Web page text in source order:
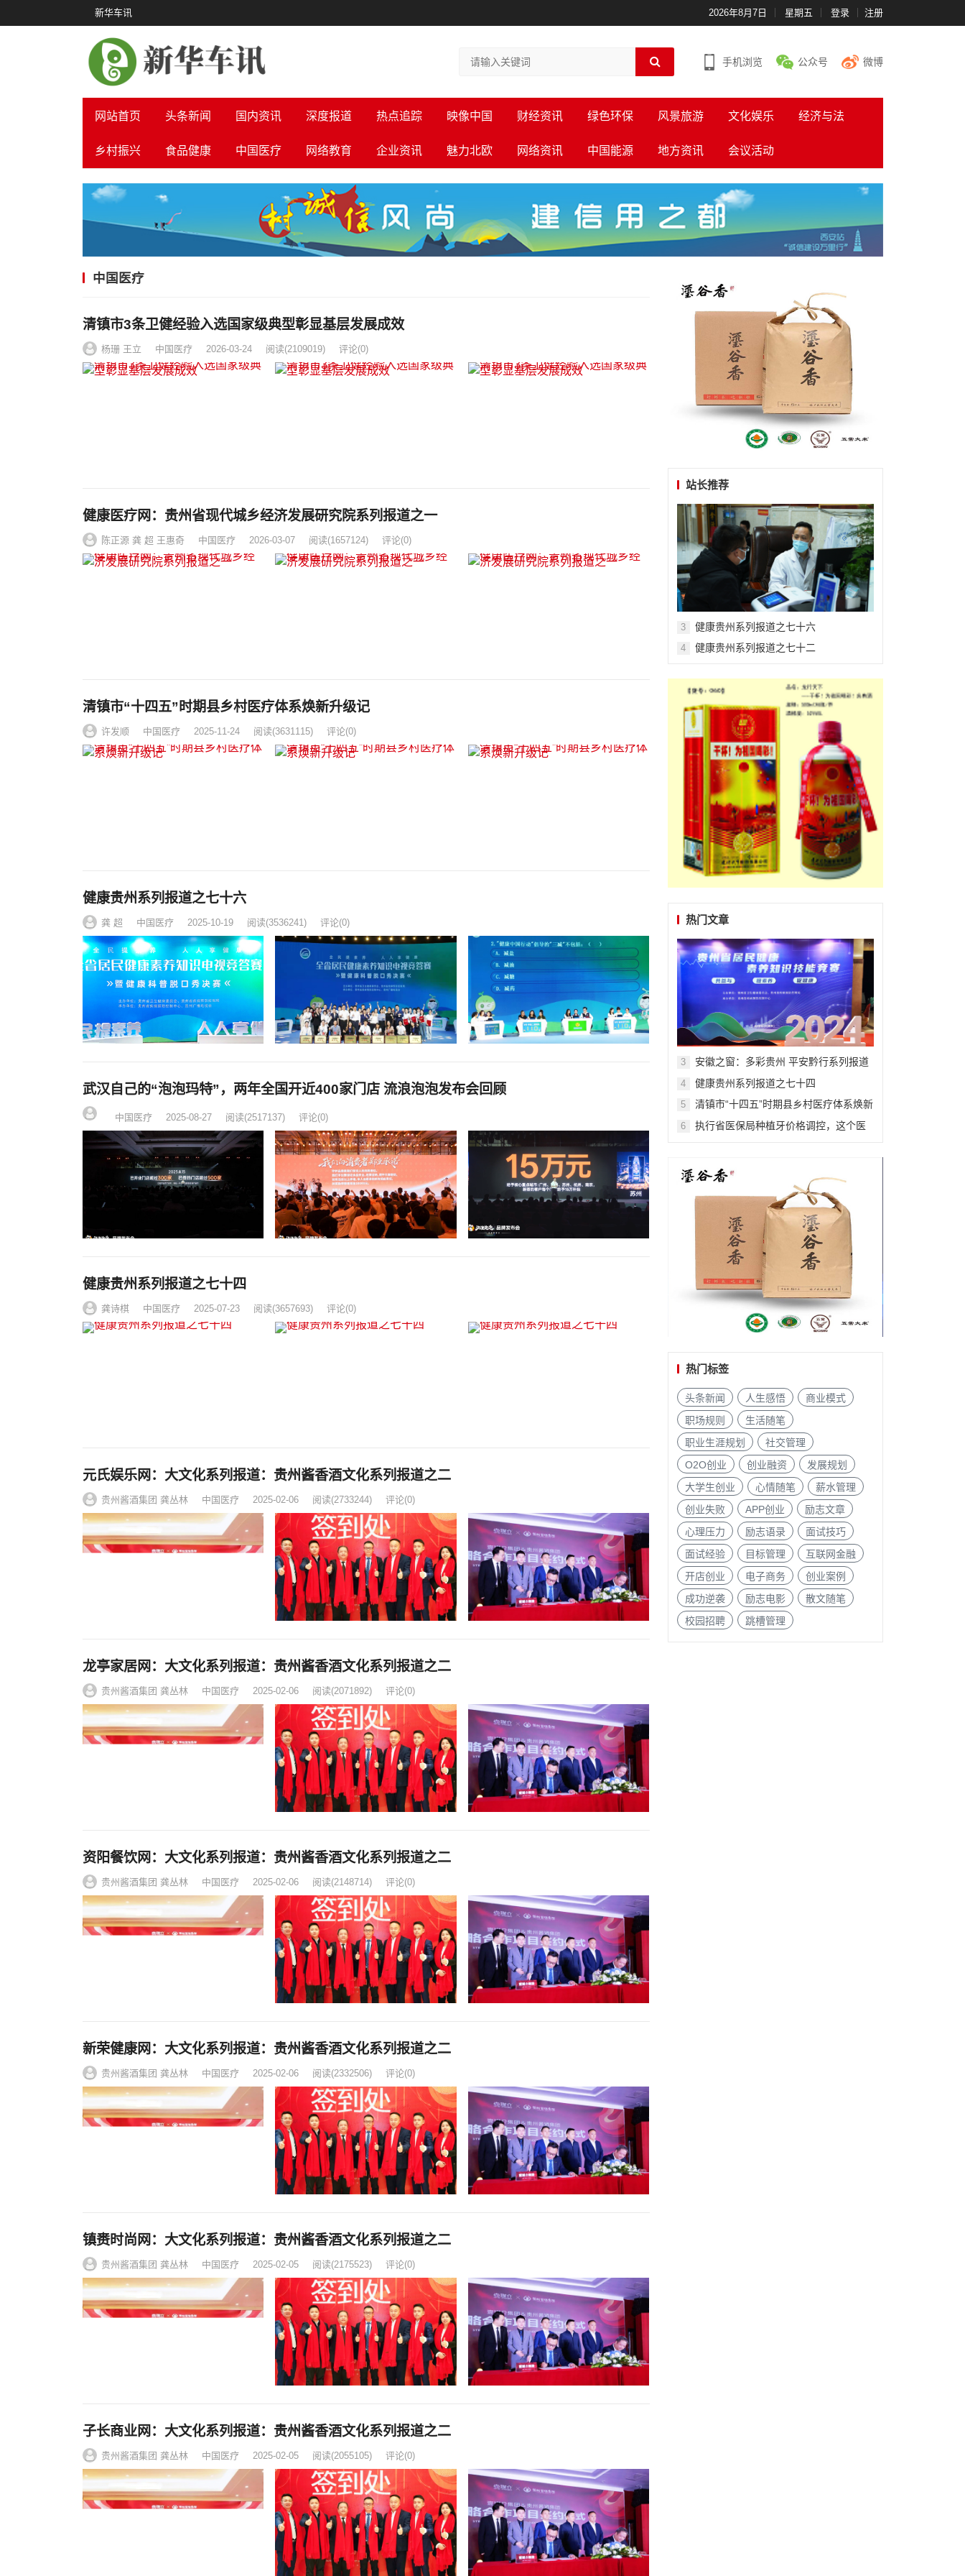
新华车讯 2026年8月7日 星期五 登录 注册
手机浏览 公众号 微博
网站首页 头条新闻 国内资讯 深度报道 热点追踪 映像中国 财经资讯 绿色环保 风景旅游 文化娱乐 经济与法
乡村振兴 食品健康 中国医疗 网络教育 企业资讯 魅力北欧 网络资讯 中国能源 地方资讯 会议活动
中国医疗
清镇市3条卫健经验入选国家级典型彰显基层发展成效
杨珊 王立 中国医疗 2026-03-24 阅读(2109019) 评论(0)
健康医疗网：贵州省现代城乡经济发展研究院系列报道之一
陈正源 龚 超 王惠奇 中国医疗 2026-03-07 阅读(1657124) 评论(0)
清镇市“十四五”时期县乡村医疗体系焕新升级记
许发顺 中国医疗 2025-11-24 阅读(3631115) 评论(0)
健康贵州系列报道之七十六
龚 超 中国医疗 2025-10-19 阅读(3536241) 评论(0)
武汉自己的“泡泡玛特”，两年全国开近400家门店 流浪泡泡发布会回顾
中国医疗 2025-08-27 阅读(2517137) 评论(0)
健康贵州系列报道之七十四
龚诗棋 中国医疗 2025-07-23 阅读(3657693) 评论(0)
元氏娱乐网：大文化系列报道：贵州酱香酒文化系列报道之二
贵州酱酒集团 龚丛林 中国医疗 2025-02-06 阅读(2733244) 评论(0)
龙亭家居网：大文化系列报道：贵州酱香酒文化系列报道之二
贵州酱酒集团 龚丛林 中国医疗 2025-02-06 阅读(2071892) 评论(0)
资阳餐饮网：大文化系列报道：贵州酱香酒文化系列报道之二
贵州酱酒集团 龚丛林 中国医疗 2025-02-06 阅读(2148714) 评论(0)
新荣健康网：大文化系列报道：贵州酱香酒文化系列报道之二
贵州酱酒集团 龚丛林 中国医疗 2025-02-06 阅读(2332506) 评论(0)
镇赉时尚网：大文化系列报道：贵州酱香酒文化系列报道之二
贵州酱酒集团 龚丛林 中国医疗 2025-02-05 阅读(2175523) 评论(0)
子长商业网：大文化系列报道：贵州酱香酒文化系列报道之二
贵州酱酒集团 龚丛林 中国医疗 2025-02-05 阅读(2055105) 评论(0)
站长推荐
3 健康贵州系列报道之七十六
4 健康贵州系列报道之七十二
热门文章
3
安徽之窗：多彩贵州 平安黔行系列报道
4 健康贵州系列报道之七十四
5
清镇市“十四五”时期县乡村医疗体系焕新
6
执行省医保局种植牙价格调控，这个医
热门标签
头条新闻 人生感悟
商业模式
职场规则
生活随笔
职业生涯规划
社交管理
O2O创业
创业融资
发展规划
大学生创业
心情随笔
薪水管理
创业失败
APP创业
励志文章
心理压力
励志语录
面试技巧
面试经验
目标管理
互联网金融
开店创业
电子商务
创业案例
成功逆袭
励志电影
散文随笔
校园招聘
跳槽管理